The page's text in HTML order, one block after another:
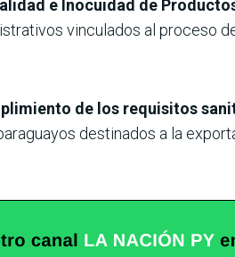
e Inocuidad de
vinculados al proceso
de los requisitos
destinados a la